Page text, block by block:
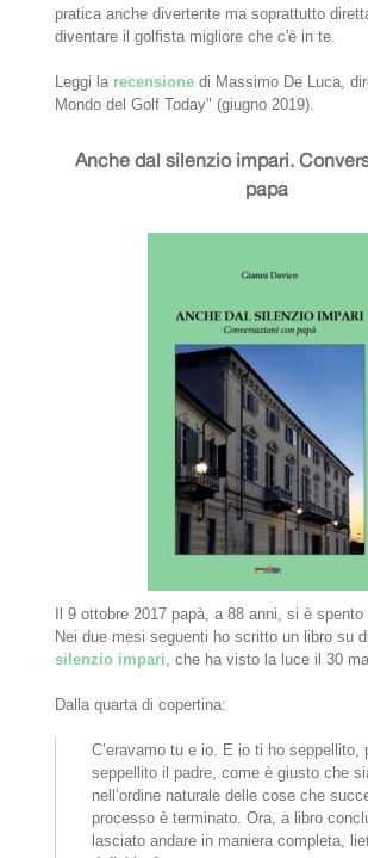
pratica anche divertente ma soprattutto
diventare il golfista migliore che c'è in te.
Leggi la recensione di Massimo De Luca,
Mondo del Golf Today" (giugno 2019).
Anche dal silenzio impari.
papà
Il 9 ottobre 2017 papà, a 88 anni, si è spento
Nei due mesi seguenti ho scritto un libro su
silenzio impari , che ha visto la luce il 30
Dalla quarta di copertina:
C’eravamo tu e io. E io ti ho seppellito,
seppellito il padre, come è giusto che
nell’ordine naturale delle cose che
processo è terminato. Ora, a libro
lasciato andare in maniera completa,